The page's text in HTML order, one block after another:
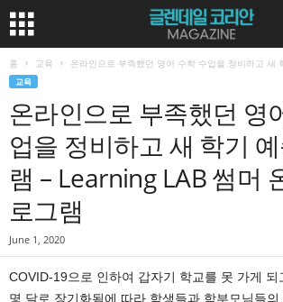
홈 교육 온라인으로 부족했던 영어 수학 수업을 정비하고 새
교육
온라인으로 부족했던 영
업을 정비하고 새 학기
램 – Learning LAB 썸머
로그램
June 1, 2020
COVID-19으로 인하여 갑자기 학교를 못 가게 되
몇 달로 장기화됨에 따라 학생들과 학부모님들